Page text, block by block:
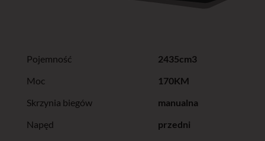
Pojemność
2435cm3
Moc
170KM
Skrzynia biegów
manualna
Napęd
przedni